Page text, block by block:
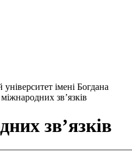
імені Богдана
зв’язків
зв’язків